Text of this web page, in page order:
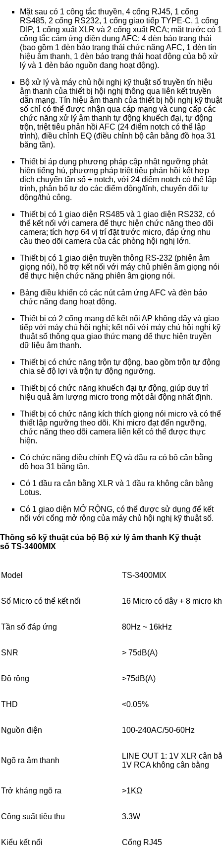
Mặt sau có 1 công tắc thuyền, 4 cổng RJ45, 1 cổng
RS485, 2 cổng RS232, 1 cổng giao tiếp TYPE-C, 1 cổng
DIP, 1 cổng xuất XLR và 2 cổng xuất RCA; mặt trước có 1
công tắc cảm ứng điện dung AFC; 4 đèn báo trạng thái
(bao gồm 1 đèn báo trạng thái chức năng AFC, 1 đèn tín
hiệu âm thanh, 1 đèn báo trạng thái hoạt động của bộ xử
lý và 1 đèn báo nguồn đang hoạt động).
Bộ xử lý và máy chủ hội nghị kỹ thuật số truyền tín hiệu
âm thanh của thiết bị hội nghị thông qua liên kết truyền
dẫn mạng. Tín hiệu âm thanh của thiết bị hội nghị kỹ thuật
số chỉ có thể được nhận qua cáp mạng và cung cấp các
chức năng xử lý âm thanh tự động khuếch đại, tự động
trộn, triệt tiêu phản hồi AFC (24 điểm notch có thể lập
trình), điều chỉnh EQ (điều chỉnh bộ cân bằng đồ họa 31
băng tần).
Thiết bị áp dụng phương pháp cập nhật ngưỡng phát
hiện tiếng hú, phương pháp triệt tiêu phản hồi kết hợp
dịch chuyển tần số + notch, với 24 điểm notch có thể lập
trình, phân bổ tự do các điểm động/tĩnh, chuyển đổi tự
động/thủ công.
Thiết bị có 1 giao diện RS485 và 1 giao diện RS232, có
thể kết nối với camera để thực hiện chức năng theo dõi
camera; tích hợp 64 vị trí đặt trước micro, đáp ứng nhu
cầu theo dõi camera của các phòng hội nghị lớn.
Thiết bị có 1 giao diện truyền thông RS-232 (phiên âm
giọng nói), hỗ trợ kết nối với máy chủ phiên âm giọng nói
để thực hiện chức năng phiên âm giọng nói.
Bảng điều khiển có các nút cảm ứng AFC và đèn báo
chức năng đang hoạt động.
Thiết bị có 2 cổng mạng để kết nối AP không dây và giao
tiếp với máy chủ hội nghị; kết nối với máy chủ hội nghị kỹ
thuật số thông qua giao thức mạng để thực hiện truyền
dữ liệu âm thanh.
Thiết bị có chức năng trộn tự động, bao gồm trộn tự động
chia sẻ độ lợi và trộn tự động ngưỡng.
Thiết bị có chức năng khuếch đại tự động, giúp duy trì
hiệu quả âm lượng micro trong một dải động nhất định.
Thiết bị có chức năng kích thích giọng nói micro và có thể
thiết lập ngưỡng theo dõi. Khi micro đạt đến ngưỡng,
chức năng theo dõi camera liên kết có thể được thực
hiện.
Có chức năng điều chỉnh EQ và đầu ra có bộ cân bằng
đồ họa 31 băng tần.
Có 1 đầu ra cân bằng XLR và 1 đầu ra không cân bằng
Lotus.
Có 1 giao diện MỞ RỘNG, có thể được sử dụng để kết
nối với cổng mở rộng của máy chủ hội nghị kỹ thuật số.
Thông số kỹ thuật của bộ Bộ xử lý âm thanh Kỹ thuật
số TS-3400MIX
Model TS-3400MIX
Số Micro có thể kết nối 16 Micro có dây + 8 micro
Tần số đáp ứng 80Hz ~ 16kHz
SNR > 75dB(A)
Độ rộng >75dB(A)
THD <0.05%
Nguồn điện 100-240AC/50-60Hz
Ngõ ra âm thanh
LINE OUT 1: 1V XLR cân
1V RCA không cân bằng
Trở kháng ngõ ra >1KΩ
Công suất tiêu thụ 3.3W
Kiểu kết nối Cổng RJ45